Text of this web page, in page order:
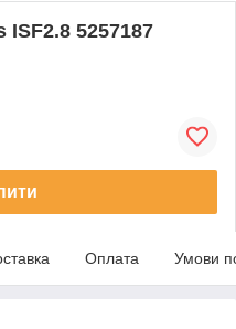
5257187
Оплата Умови